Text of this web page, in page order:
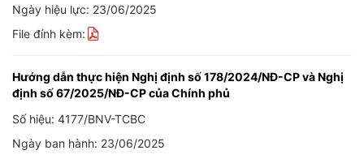
Ngày hiệu lực: 23/06/2025
File đính kèm:
Hướng dẫn thực hiện Nghị định số 178/2024/NĐ-CP và Nghị
định số 67/2025/NĐ-CP của Chính phủ
Số hiệu: 4177/BNV-TCBC
Ngày ban hành: 23/06/2025